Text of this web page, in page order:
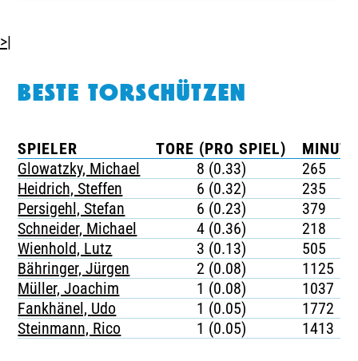
>|
BESTE TORSCHÜTZEN
SPIELER TORE (PRO SPIEL)
Glowatzky, Michael
8 (0.33)
265
Heidrich, Steffen
6 (0.32)
235
Persigehl, Stefan
6 (0.23)
379
Schneider, Michael
4 (0.36)
218
Wienhold, Lutz
3 (0.13)
505
Bähringer, Jürgen
2 (0.08)
1125
Müller, Joachim
1 (0.08)
1037
Fankhänel, Udo
1 (0.05)
1772
Steinmann, Rico
1 (0.05) 1413